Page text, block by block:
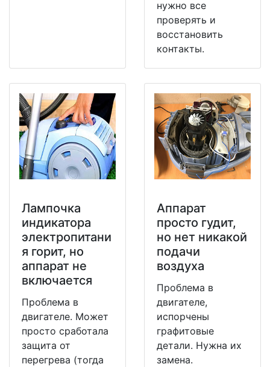
нужно все
проверять и
восстановить
контакты.
Лампочка
индикатора
электропитани
я горит, но
аппарат не
включается
Проблема в
двигателе. Может
просто сработала
защита от
перегрева (тогда
Аппарат
просто гудит,
но нет никакой
подачи
воздуха
Проблема в
двигателе,
испорчены
графитовые
детали. Нужна их
замена.